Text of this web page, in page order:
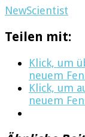
NewScientist
Teilen mit:
Klick, um
neuem
Klick, um
neuem